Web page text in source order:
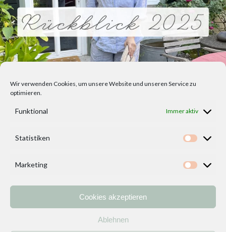
Wir verwenden Cookies, um unsere Website und unseren Service zu
optimieren.
Funktional Immer aktiv
Statistiken
Marketing
Cookies akzeptieren
Ablehnen
Kontakt